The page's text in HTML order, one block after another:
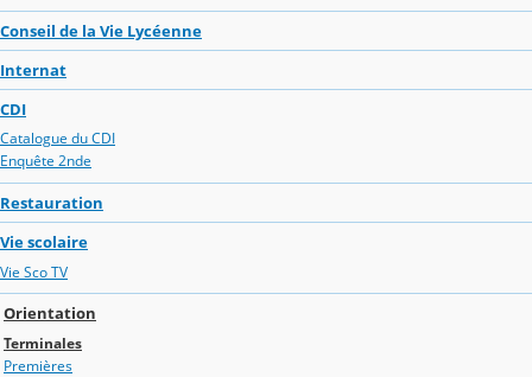
Conseil de la Vie Lycéenne
Internat
CDI
Catalogue du CDI
Enquête 2nde
Restauration
Vie scolaire
Vie Sco TV
Orientation
Terminales
Premières